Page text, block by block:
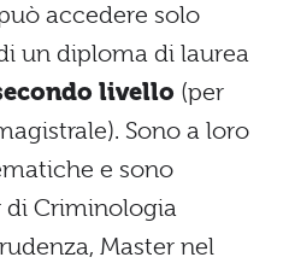
accedere solo
un diploma di laurea
livello (per
Sono a loro
e sono
di Criminologia
Master nel